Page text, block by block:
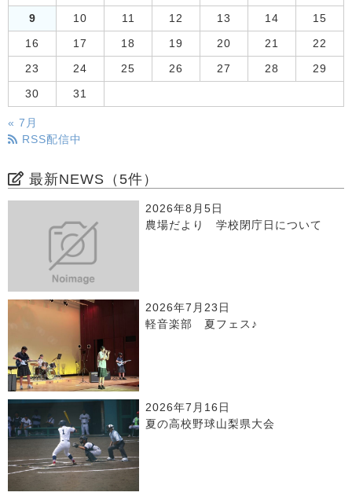
9 10 11 12 13 14 15
16 17 18 19 20 21 22
23 24 25 26 27 28 29
30 31
« 7月
RSS配信中
最新NEWS（5件）
2026年8月5日
農場だより 学校閉庁日について
2026年7月23日
軽音楽部 夏フェス♪
2026年7月16日
夏の高校野球山梨県大会